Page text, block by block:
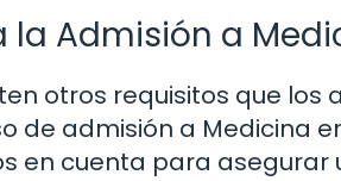
Admisión a
otros requisitos que los
admisión a Medicina
en cuenta para asegurar